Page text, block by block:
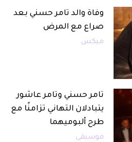
وفاة والد تامر حسني بعد
صراع مع المرض
ميكس
تامر حسني وتامر عاشور
يتبادلان التهاني تزامنًا مع
طرح ألبوميهما
موسيقى